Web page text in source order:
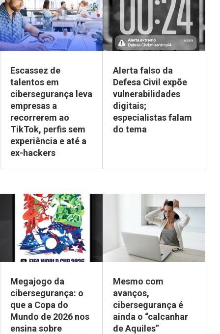
Escassez de
talentos em
cibersegurança leva
empresas a
recorrerem ao
TikTok, perfis sem
experiência e até a
ex-hackers
Alerta falso da
Defesa Civil expõe
vulnerabilidades
digitais;
especialistas falam
do tema
Megajogo da
cibersegurança: o
que a Copa do
Mundo de 2026 nos
ensina sobre
Mesmo com
avanços,
cibersegurança é
ainda o “calcanhar
de Aquiles”